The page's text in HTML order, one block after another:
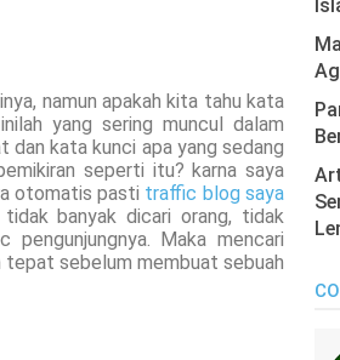
namun apakah kita tahu kata
yang sering muncul dalam
dan kata kunci apa yang sedang
seperti itu? karna saya
otomatis pasti traffic blog saya
banyak dicari orang, tidak
Maka mencari
tepat sebelum membuat sebuah